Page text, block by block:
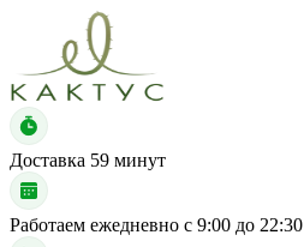
Доставка 59 минут
Работаем ежедневно с 9:00 до 22:30